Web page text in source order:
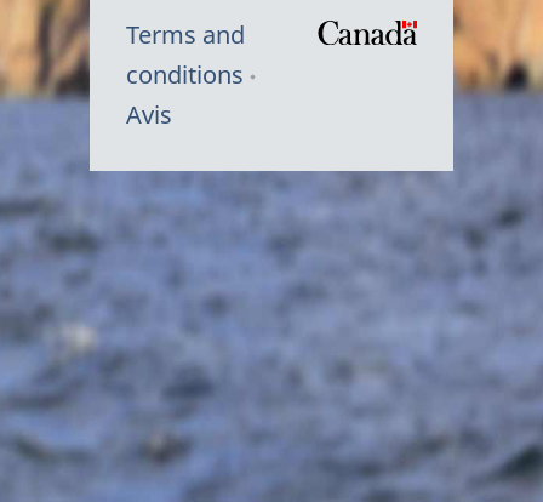
Terms and
conditions
Avis
Symbole
Canada